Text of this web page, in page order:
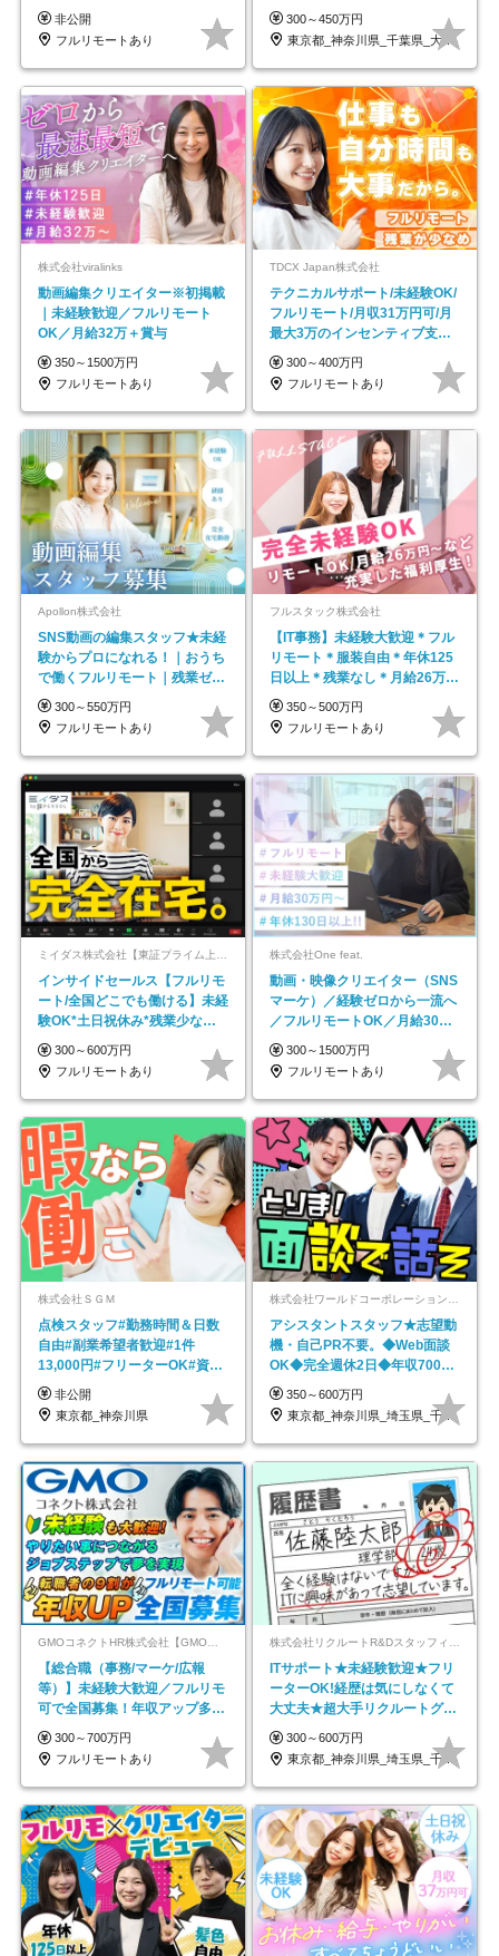
帰／全国募集・業務委託
非公開
フルリモートあり
OK/ZE010232
300～450万円
東京都_神奈川県_千葉県_大阪府_愛知県…
株式会社viralinks
動画編集クリエイター※初掲載
｜未経験歓迎／フルリモート
OK／月給32万＋賞与
350～1500万円
フルリモートあり
TDCX Japan株式会社
テクニカルサポート/未経験OK/
フルリモート/月収31万円可/月
最大3万のインセンティブ支給/
平均年齢33歳
300～400万円
フルリモートあり
Apollon株式会社
SNS動画の編集スタッフ★未経
験からプロになれる！｜おうち
で働くフルリモート｜残業ゼロ
で18時退勤◎
300～550万円
フルリモートあり
フルスタック株式会社
【IT事務】未経験大歓迎＊フル
リモート＊服装自由＊年休125
日以上＊残業なし＊月給26万円
以上
350～500万円
フルリモートあり
ミイダス株式会社【東証プライム上場パーソルグループ】
インサイドセールス【フルリモ
ート/全国どこでも働ける】未経
験OK*土日祝休み*残業少なめ*
在宅勤務手当あり
300～600万円
フルリモートあり
株式会社One feat.
動画・映像クリエイター（SNS
マーケ）／経験ゼロから一流へ
／フルリモートOK／月給30万
円～／年休130日以上
300～1500万円
フルリモートあり
株式会社ＳＧＭ
点検スタッフ#勤務時間＆日数
自由#副業希望者歓迎#1件
13,000円#フリーターOK#資格
スキル不要
非公開
東京都_神奈川県
アシスタントスタッフ★志望動
機・自己PR不要。◆Web面談
OK◆完全週休2日◆年収700万
円可/p13
350～600万円
東京都_神奈川県_埼玉県_千葉県_大阪府…
GMOコネクトHR株式会社【GMOインターネットグループ】
【総合職（事務/マーケ/広報
等）】未経験大歓迎／フルリモ
可で全国募集！年収アップ多数
★年休最大130日★
300～700万円
フルリモートあり
ITサポート★未経験歓迎★フリ
ーターOK!経歴は気にしなくて
大丈夫★超大手リクルートグル
ープの正社員/sg
300～600万円
東京都_神奈川県_埼玉県_千葉県_大阪府…